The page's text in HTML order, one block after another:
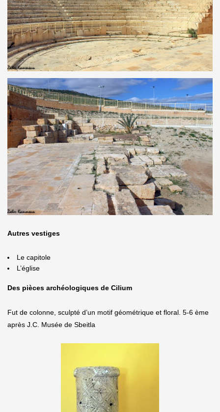
Autres vestiges
Le capitole
L’église
Des pièces archéologiques de Cilium
Fut de colonne, sculpté d’un motif géométrique et floral. 5-6 ème
après J.C. Musée de Sbeitla